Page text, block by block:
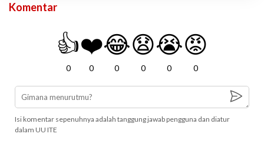
Komentar
👍
0
❤️
0
😂
0
😧
0
😭
0
😡
0
Isi komentar sepenuhnya adalah tanggung jawab pengguna dan diatur
dalam UU ITE